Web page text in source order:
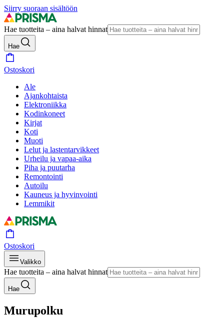
Siirry suoraan sisältöön
Hae tuotteita – aina halvat hinnat
Hae
Ostoskori
Ale
Ajankohtaista
Elektroniikka
Kodinkoneet
Kirjat
Koti
Muoti
Lelut ja lastentarvikkeet
Urheilu ja vapaa-aika
Piha ja puutarha
Remontointi
Autoilu
Kauneus ja hyvinvointi
Lemmikit
Ostoskori
Valikko
Hae tuotteita – aina halvat hinnat
Hae
Murupolku